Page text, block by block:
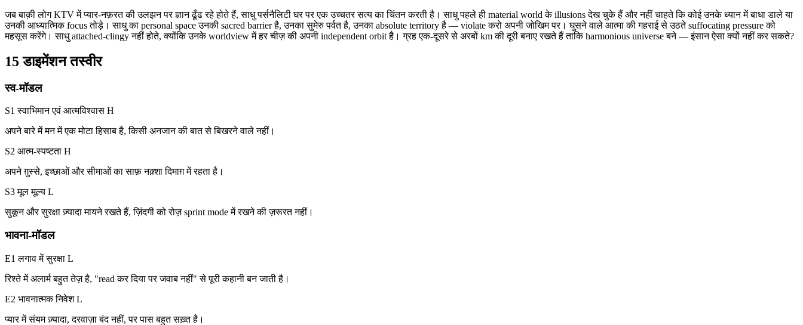
जब बाक़ी लोग KTV में प्यार-नफ़रत की उलझन पर ज्ञान ढूँढ रहे होते हैं, साधु पर्सनैलिटी घर पर एक उच्चतर सत्य का चिंतन करती है। साधु पहले ही material world के illusions देख चुके हैं और नहीं चाहते कि कोई उनके ध्यान में बाधा डाले या
उनकी आध्यात्मिक focus तोड़े। साधु का personal space उनकी sacred barrier है, उनका सुमेरु पर्वत है, उनका absolute territory है — violate करो अपनी जोखिम पर। घुसने वाले आत्मा की गहराई से उठते suffocating pressure को
महसूस करेंगे। साधु attached-clingy नहीं होते, क्योंकि उनके worldview में हर चीज़ की अपनी independent orbit है। ग्रह एक-दूसरे से अरबों km की दूरी बनाए रखते हैं ताकि harmonious universe बने — इंसान ऐसा क्यों नहीं कर सकते?
15 डाइमेंशन तस्वीर
स्व-मॉडल
S1 स्वाभिमान एवं आत्मविश्वास H
अपने बारे में मन में एक मोटा हिसाब है, किसी अनजान की बात से बिखरने वाले नहीं।
S2 आत्म-स्पष्टता H
अपने ग़ुस्से, इच्छाओं और सीमाओं का साफ़ नक़्शा दिमाग़ में रहता है।
S3 मूल मूल्य L
सुकून और सुरक्षा ज़्यादा मायने रखते हैं, ज़िंदगी को रोज़ sprint mode में रखने की ज़रूरत नहीं।
भावना-मॉडल
E1 लगाव में सुरक्षा L
रिश्ते में अलार्म बहुत तेज़ है, "read कर दिया पर जवाब नहीं" से पूरी कहानी बन जाती है।
E2 भावनात्मक निवेश L
प्यार में संयम ज़्यादा, दरवाज़ा बंद नहीं, पर पास बहुत सख़्त है।